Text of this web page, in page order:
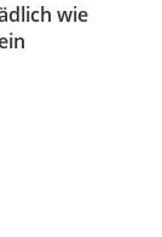
wie